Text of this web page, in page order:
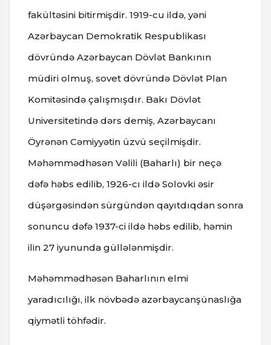
fakültəsini bitirmişdir. 1919-cu ildə, yəni
Azərbaycan Demokratik Respublikası
dövründə Azərbaycan Dövlət Bankının
müdiri olmuş, sovet dövründə Dövlət Plan
Komitəsində çalışmışdır. Bakı Dövlət
Universitetində dərs demiş, Azərbaycanı
Öyrənən Cəmiyyətin üzvü seçilmişdir.
Məhəmmədhəsən Vəlili (Baharlı) bir neçə
dəfə həbs edilib, 1926-cı ildə Solovki əsir
düşərgəsindən sürgündən qayıtdıqdan sonra
sonuncu dəfə 1937-ci ildə həbs edilib, həmin
ilin 27 iyununda güllələnmişdir.
Məhəmmədhəsən Baharlının elmi
yaradıcılığı, ilk növbədə azərbaycanşünaslığa
qiymətli töhfədir.